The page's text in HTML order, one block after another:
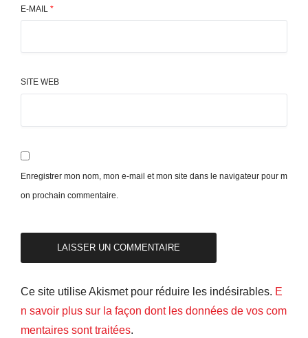
E-MAIL *
SITE WEB
Enregistrer mon nom, mon e-mail et mon site dans le navigateur pour m
on prochain commentaire.
Ce site utilise Akismet pour réduire les indésirables. E
n savoir plus sur la façon dont les données de vos com
mentaires sont traitées.